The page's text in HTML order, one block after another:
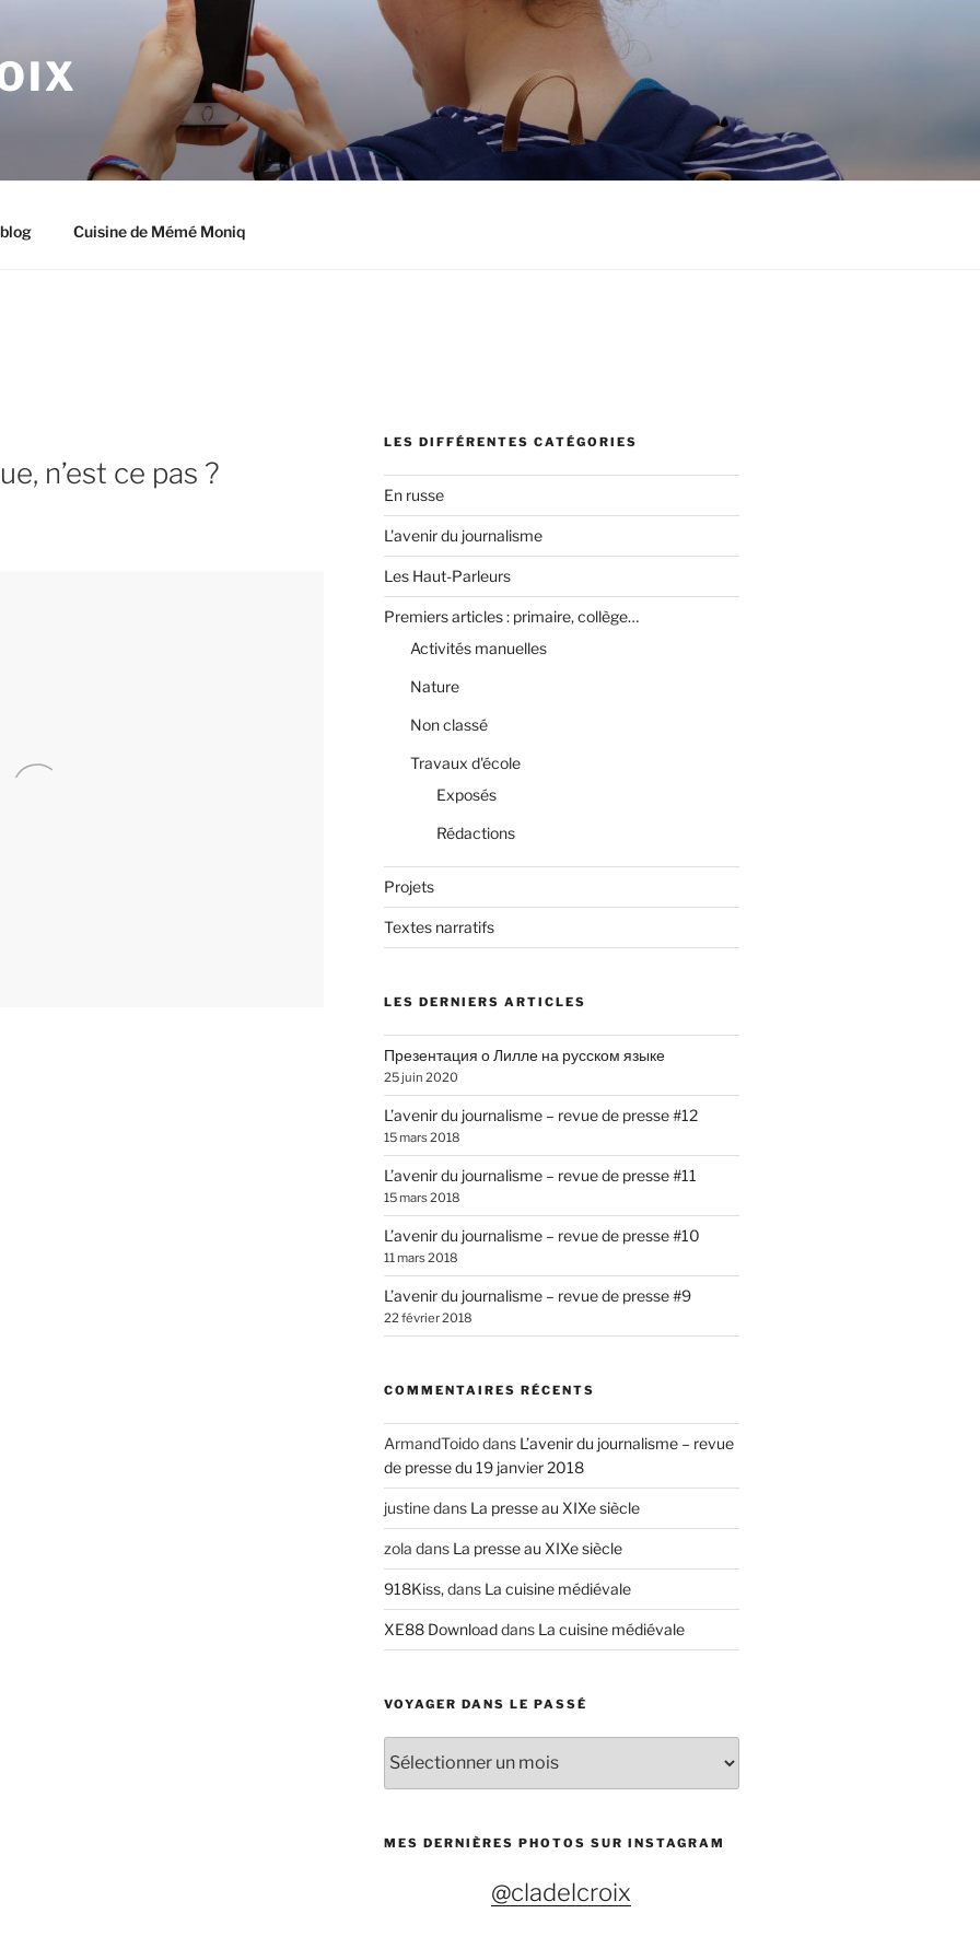
Cuisine de Mémé Moniq
n’est ce pas ?
LES DIFFÉRENTES CATÉGORIES
En russe
L'avenir du journalisme
Les Haut-Parleurs
Premiers articles : primaire, collège…
Activités manuelles
Nature
Non classé
Travaux d'école
Exposés
Rédactions
Projets
Textes narratifs
LES DERNIERS ARTICLES
Презентация о Лилле на русском языке
25 juin 2020
L’avenir du journalisme – revue de presse #12
15 mars 2018
L’avenir du journalisme – revue de presse #11
15 mars 2018
L’avenir du journalisme – revue de presse #10
11 mars 2018
L’avenir du journalisme – revue de presse #9
22 février 2018
COMMENTAIRES RÉCENTS
ArmandToidodans L’avenir du journalisme – revue
de presse du 19 janvier 2018
justinedans La presse au XIXe siècle
zola dans La presse au XIXe siècle
918Kiss,dans La cuisine médiévale
XE88 Downloaddans La cuisine médiévale
VOYAGER DANS LE PASSÉ
o
y
g
MES DERNIÈRES PHOTOS SUR INSTAGRAM
@cladelcroix